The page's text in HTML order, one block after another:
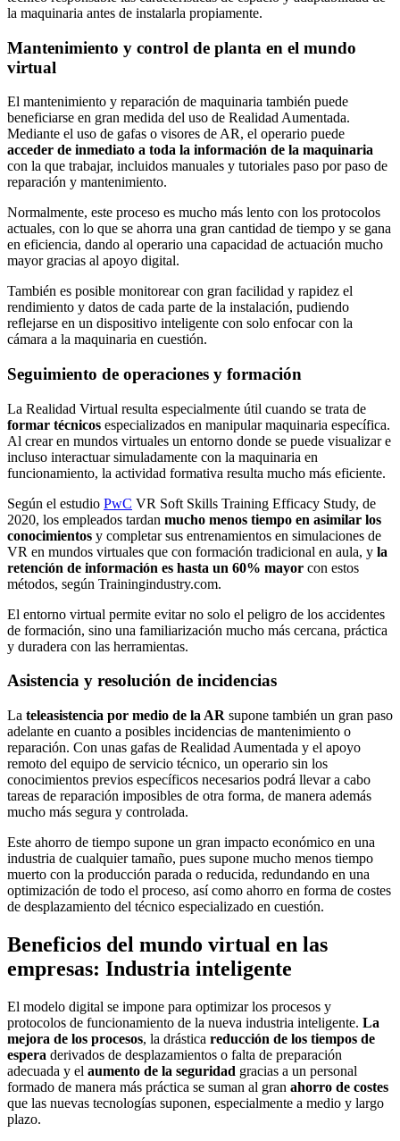
la maquinaria antes de instalarla propiamente.
Mantenimiento y control de planta en el mundo
virtual
El mantenimiento y reparación de maquinaria también puede
beneficiarse en gran medida del uso de Realidad Aumentada.
Mediante el uso de gafas o visores de AR, el operario puede
acceder de inmediato a toda la información de la maquinaria
con la que trabajar, incluidos manuales y tutoriales paso por paso de
reparación y mantenimiento.
Normalmente, este proceso es mucho más lento con los protocolos
actuales, con lo que se ahorra una gran cantidad de tiempo y se gana
en eficiencia, dando al operario una capacidad de actuación mucho
mayor gracias al apoyo digital.
También es posible monitorear con gran facilidad y rapidez el
rendimiento y datos de cada parte de la instalación, pudiendo
reflejarse en un dispositivo inteligente con solo enfocar con la
cámara a la maquinaria en cuestión.
Seguimiento de operaciones y formación
La Realidad Virtual resulta especialmente útil cuando se trata de
formar técnicos especializados en manipular maquinaria específica.
Al crear en mundos virtuales un entorno donde se puede visualizar e
incluso interactuar simuladamente con la maquinaria en
funcionamiento, la actividad formativa resulta mucho más eficiente.
Según el estudio PwC VR Soft Skills Training Efficacy Study, de
2020, los empleados tardan mucho menos tiempo en asimilar los
conocimientos y completar sus entrenamientos en simulaciones de
VR en mundos virtuales que con formación tradicional en aula, y la
retención de información es hasta un 60% mayor con estos
métodos, según Trainingindustry.com.
El entorno virtual permite evitar no solo el peligro de los accidentes
de formación, sino una familiarización mucho más cercana, práctica
y duradera con las herramientas.
Asistencia y resolución de incidencias
La teleasistencia por medio de la AR supone también un gran paso
adelante en cuanto a posibles incidencias de mantenimiento o
reparación. Con unas gafas de Realidad Aumentada y el apoyo
remoto del equipo de servicio técnico, un operario sin los
conocimientos previos específicos necesarios podrá llevar a cabo
tareas de reparación imposibles de otra forma, de manera además
mucho más segura y controlada.
Este ahorro de tiempo supone un gran impacto económico en una
industria de cualquier tamaño, pues supone mucho menos tiempo
muerto con la producción parada o reducida, redundando en una
optimización de todo el proceso, así como ahorro en forma de costes
de desplazamiento del técnico especializado en cuestión.
Beneficios del mundo virtual en las
empresas: Industria inteligente
El modelo digital se impone para optimizar los procesos y
protocolos de funcionamiento de la nueva industria inteligente. La
mejora de los procesos, la drástica reducción de los tiempos de
espera derivados de desplazamientos o falta de preparación
adecuada y el aumento de la seguridad gracias a un personal
formado de manera más práctica se suman al gran ahorro de costes
que las nuevas tecnologías suponen, especialmente a medio y largo
plazo.